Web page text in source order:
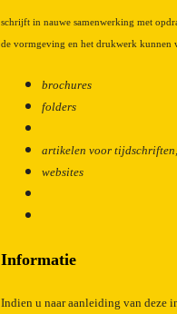
schrijft in nauwe samenwerking met
de vormgeving en het drukwerk kunnen
brochures
folders
artikelen voor
websites
Informatie
Indien u naar aanleiding van deze